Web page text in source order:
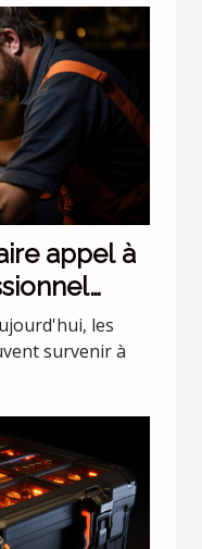
appel à
les
survenir à